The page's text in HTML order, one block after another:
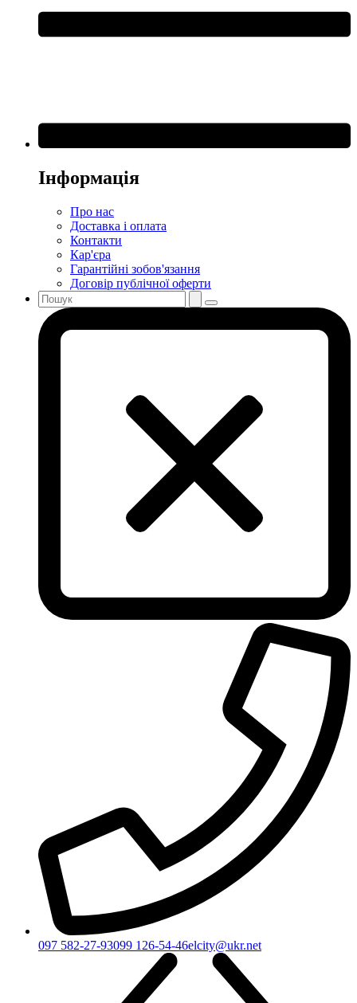
Інформація
Про нас
Доставка і оплата
Контакти
Кар'єра
Гарантійні зобов'язання
Договір публічної оферти
097 582-27-93099 126-54-46elcity@ukr.net